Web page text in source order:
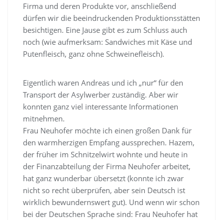
Firma und deren Produkte vor, anschließend
dürfen wir die beeindruckenden Produktionsstätten
besichtigen. Eine Jause gibt es zum Schluss auch
noch (wie aufmerksam: Sandwiches mit Käse und
Putenfleisch, ganz ohne Schweinefleisch).
Eigentlich waren Andreas und ich „nur“ für den
Transport der Asylwerber zuständig. Aber wir
konnten ganz viel interessante Informationen
mitnehmen.
Frau Neuhofer möchte ich einen großen Dank für
den warmherzigen Empfang aussprechen. Hazem,
der früher im Schnitzelwirt wohnte und heute in
der Finanzabteilung der Firma Neuhofer arbeitet,
hat ganz wunderbar übersetzt (konnte ich zwar
nicht so recht überprüfen, aber sein Deutsch ist
wirklich bewundernswert gut). Und wenn wir schon
bei der Deutschen Sprache sind: Frau Neuhofer hat